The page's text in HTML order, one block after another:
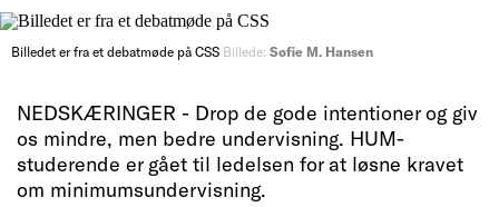
Billedet er fra et debatmøde på CSS Billede: Sofie M. Hansen
NEDSKÆRINGER - Drop de gode intentioner og giv
os mindre, men bedre undervisning. HUM-
studerende er gået til ledelsen for at løsne kravet
om minimumsundervisning.